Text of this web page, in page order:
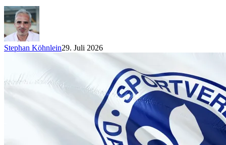
Stephan Köhnlein29. Juli 2026